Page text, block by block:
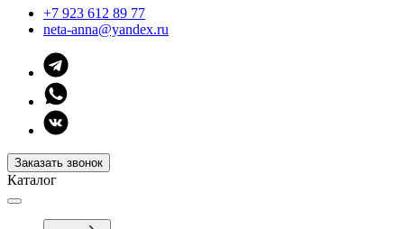
+7 923 612 89 77
neta-anna@yandex.ru
Заказать звонок
Каталог